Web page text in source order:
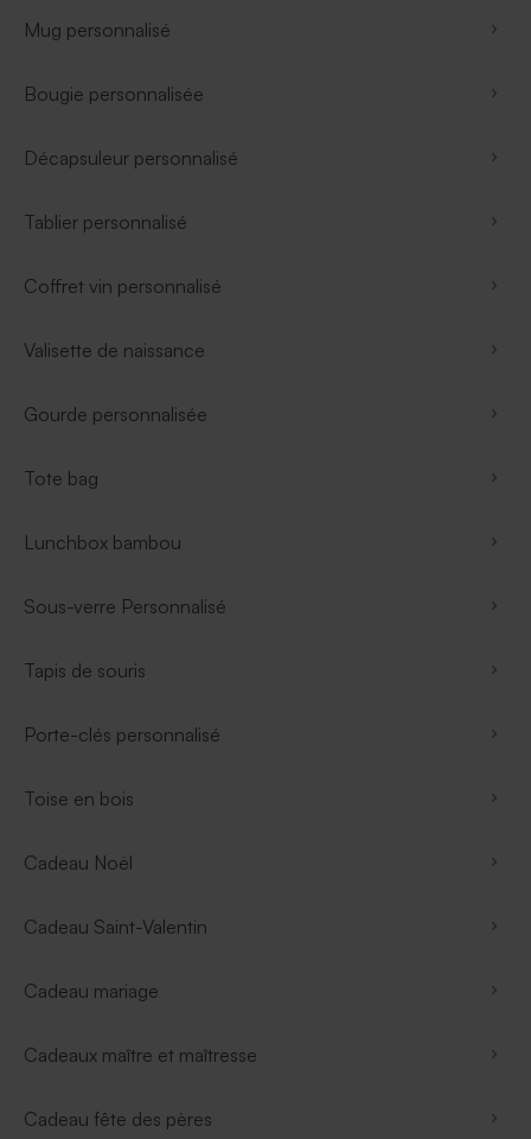
Mug personnalisé
Bougie personnalisée
Décapsuleur personnalisé
Tablier personnalisé
Coffret vin personnalisé
Valisette de naissance
Gourde personnalisée
Tote bag
Lunchbox bambou
Sous-verre Personnalisé
Tapis de souris
Porte-clés personnalisé
Toise en bois
Cadeau Noël
Cadeau Saint-Valentin
Cadeau mariage
Cadeaux maître et maîtresse
Cadeau fête des pères